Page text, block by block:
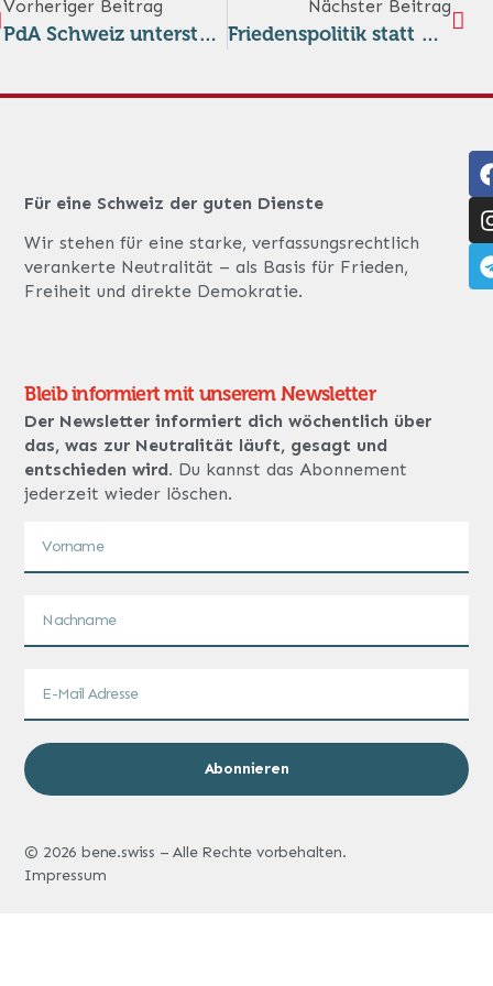
Vorheriger Beitrag
PdA Schweiz unterstützt Neutralitätsinitiative – für eine friedensorientierte Schweiz
Nächster Beitrag
Friedenspolitik statt Wettrüsten
Für eine Schweiz der guten Dienste
Wir stehen für eine starke, verfassungsrechtlich
verankerte Neutralität – als Basis für Frieden,
Freiheit und direkte Demokratie.
Bleib informiert mit unserem Newsletter
Der Newsletter informiert dich wöchentlich über
das, was zur Neutralität läuft, gesagt und
entschieden wird. Du kannst das Abonnement
jederzeit wieder löschen.
Abonnieren
© 2026 bene.swiss – Alle Rechte vorbehalten.
Impressum